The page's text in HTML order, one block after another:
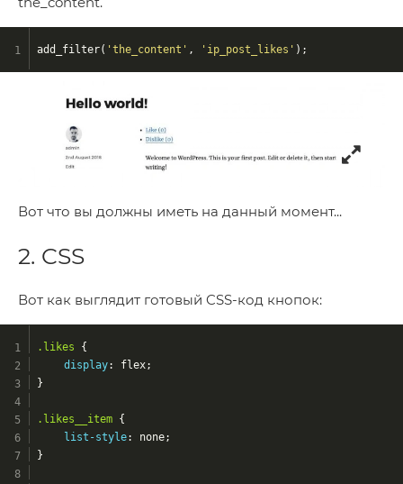
add_filter( 'the_content' , 'ip_post_likes' );
Вот что вы должны иметь на данный момент...
2. CSS
Вот как выглядит готовый CSS-код кнопок:
.likes {
display: flex;
}
.likes__item {
list-style: none;
}